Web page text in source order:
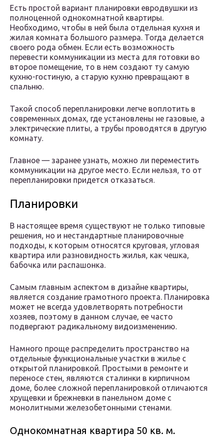
Есть простой вариант планировки евродвушки из
полноценной однокомнатной квартиры.
Необходимо, чтобы в ней была отдельная кухня и
жилая комната большого размера. Тогда делается
своего рода обмен. Если есть возможность
перевести коммуникации из места для готовки во
второе помещение, то в нем создают ту самую
кухню-гостиную, а старую кухню превращают в
спальню.
Такой способ перепланировки легче воплотить в
современных домах, где установлены не газовые, а
электрические плиты, а трубы проводятся в другую
комнату.
Главное — заранее узнать, можно ли переместить
коммуникации на другое место. Если нельзя, то от
перепланировки придется отказаться.
Планировки
В настоящее время существуют не только типовые
решения, но и нестандартные планировочные
подходы, к которым относятся круговая, угловая
квартира или разновидность жилья, как чешка,
бабочка или распашонка.
Самым главным аспектом в дизайне квартиры,
является создание грамотного проекта. Планировка
может не всегда удовлетворять потребности
хозяев, поэтому в данном случае, ее часто
подвергают радикальному видоизменению.
Намного проще распределить пространство на
отдельные функциональные участки в жилье с
открытой планировкой. Простыми в ремонте и
переносе стен, являются сталинки в кирпичном
доме, более сложной перепланировкой отличаются
хрущевки и брежневки в панельном доме с
монолитными железобетонными стенами.
Однокомнатная квартира 50 кв. м.